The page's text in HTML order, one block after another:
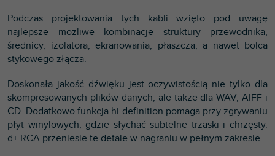
Podczas projektowania tych kabli wzięto pod uwagę
najlepsze możliwe kombinacje struktury przewodnika,
średnicy, izolatora, ekranowania, płaszcza, a nawet bolca
stykowego złącza.
Doskonała jakość dźwięku jest oczywistością nie tylko dla
skompresowanych plików danych, ale także dla WAV, AIFF i
CD. Dodatkowo funkcja hi-definition pomaga przy zgrywaniu
płyt winylowych, gdzie słychać subtelne trzaski i chrzęsty.
d+ RCA przeniesie te detale w nagraniu w pełnym zakresie.